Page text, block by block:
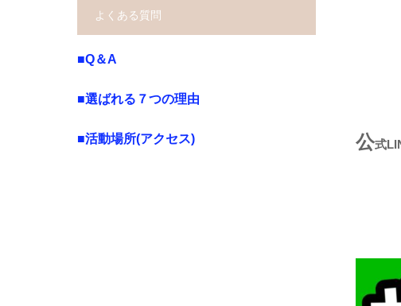
公式
よくある質問
■Q＆A
■選ばれる７つの理由
■活動場所(アクセス)